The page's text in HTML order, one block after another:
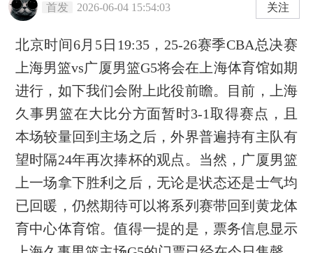
首发
2026-06-04 15:54:03 关注
北京时间6月5日19:35，25-26赛季CBA总决赛
上海男篮vs广厦男篮G5将会在上海体育馆如期
进行，如下我们会附上此役前瞻。目前，上海
久事男篮在大比分方面暂时3-1取得赛点，且
本场较量回到主场之后，外界普遍持有主队有
望时隔24年再次捧杯的观点。当然，广厦男篮
上一场拿下胜利之后，无论是状态还是士气均
已回暖，仍然期待可以将系列赛带回到黄龙体
育中心体育馆。值得一提的是，票务信息显示